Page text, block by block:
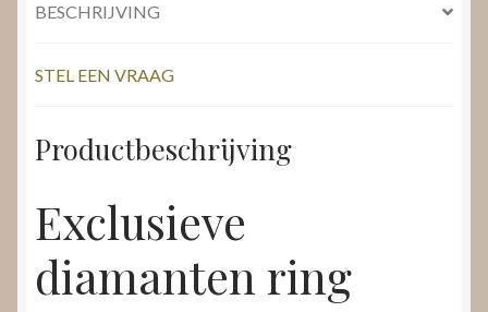
BESCHRIJVING
STEL EEN VRAAG
Productbeschrijving
Exclusieve
diamanten ring